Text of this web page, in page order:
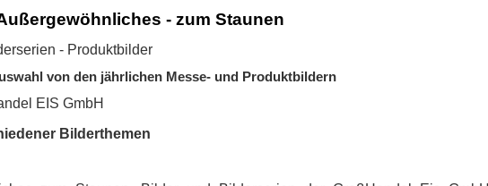
- zum Staunen
- Produktbilder
von den jährlichen Messe- und Produktbildern
EIS GmbH
Bilderthemen